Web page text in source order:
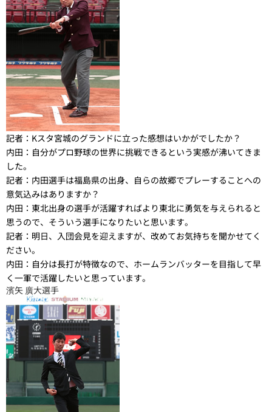
記者： Kスタ宮城のグランドに立った感想はいかがでしたか？
内田： 自分がプロ野球の世界に挑戦できるという実感が沸いてきま
した。
記者： 内田選手は福島県の出身、自らの故郷でプレーすることへの
意気込みはありますか？
内田： 東北出身の選手が活躍すればより東北に勇気を与えられると
思うので、そういう選手になりたいと思います。
記者： 明日、入団会見を迎えますが、改めてお気持ちを聞かせてく
ださい。
内田： 自分は長打が特徴なので、ホームランバッターを目指して早
く一軍で活躍したいと思っています。
濱矢 廣大選手